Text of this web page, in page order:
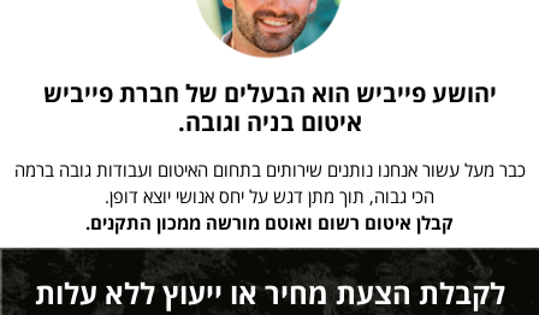
יהושע פייביש הוא הבעלים של חברת פייביש
איטום בניה וגובה.
כבר מעל עשור אנחנו נותנים שירותים בתחום האיטום ועבודות גובה ברמה
הכי גבוה, תוך מתן דגש על יחס אנושי יוצא דופן.
קבלן איטום רשום ואוטם מורשה ממכון התקנים.
לקבלת הצעת מחיר או ייעוץ ללא עלות